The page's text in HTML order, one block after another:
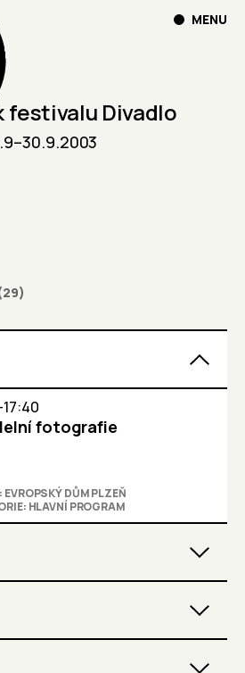
MENU
festivalu Divadlo
–30.9.2003
29)
fotografie
DŮM PLZEŇ
HLAVNÍ PROGRAM